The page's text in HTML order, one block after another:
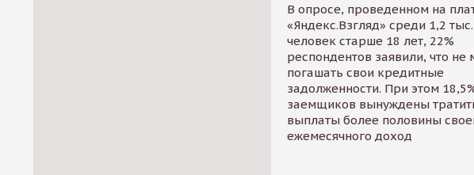
В опросе, проведенном на
«Яндекс.Взгляд» среди 1,2 тыс.
человек старше 18 лет, 22%
респондентов заявили, что не
погашать свои кредитные
задолженности. При этом
заемщиков вынуждены
выплаты более половины
ежемесячного доход